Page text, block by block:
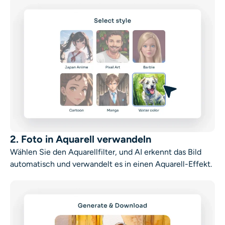
2. Foto in Aquarell verwandeln
Wählen Sie den Aquarellfilter, und AI erkennt das Bild
automatisch und verwandelt es in einen Aquarell-Effekt.